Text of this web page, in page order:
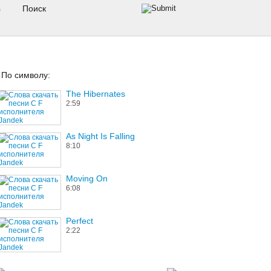
По символу:
The Hibernates
2:59
As Night Is Falling
8:10
Moving On
6:08
Perfect
2:22